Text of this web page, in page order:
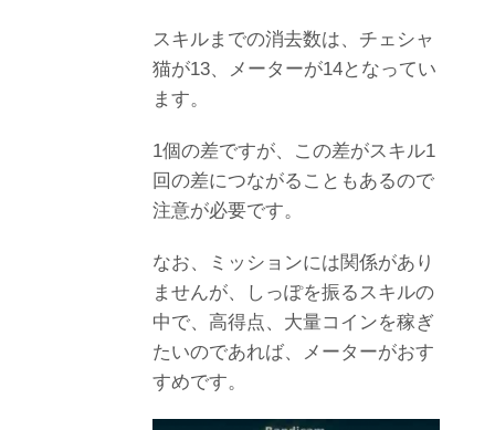
スキルまでの消去数は、チェシャ
猫が13、メーターが14となってい
ます。
1個の差ですが、この差がスキル1
回の差につながることもあるので
注意が必要です。
なお、ミッションには関係があり
ませんが、しっぽを振るスキルの
中で、高得点、大量コインを稼ぎ
たいのであれば、メーターがおす
すめです。